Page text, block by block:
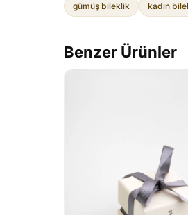
gümüş bileklik kadın
Benzer Ürünler